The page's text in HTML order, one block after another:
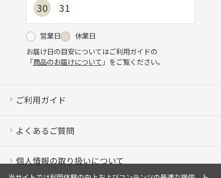
30
31
営業日
休業日
お届け日の目安についてはご利用ガイドの
「商品のお届けについて 」をご覧ください。
ご利用ガイド
よくあるご質問
個人情報の取り扱いについて